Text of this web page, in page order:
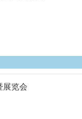
展览会